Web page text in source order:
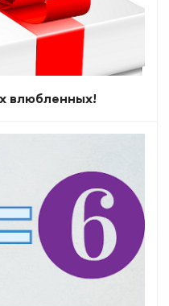
влюбленных!